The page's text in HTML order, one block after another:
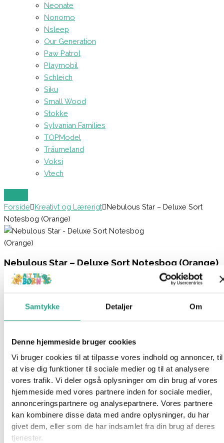
Samtykke Detaljer Om
Denne hjemmeside bruger cookies
Vi bruger cookies til at tilpasse vores indhold og annoncer, til
at vise dig funktioner til sociale medier og til at analysere
vores trafik. Vi deler også oplysninger om din brug af vores
hjemmeside med vores partnere inden for sociale medier,
annonceringspartnere og analysepartnere. Vores partnere
kan kombinere disse data med andre oplysninger, du har
givet dem, eller som de har indsamlet fra din brug af deres
tjenester.
Neonate
Nonomo
Nsleep
Our Generation
Paw Patrol
Playmobil
Schleich
Siku
Small Wood
Stokke
Sylvanian Families
TOPModel
Träumeland
Voksi
Vtech
Forside Kreativt og Lærerigt Nebulous Star – Deluxe Sort
Notesbog (Orange)
Nebulous Star – Deluxe Sort Notesbog (Orange)
99,95kr.
Ikke på lager
Varenummer93559Kategori
Beskrivelse
En elegant notesbog fra Nebulous Star med 112 raffinerede
sorte sider, prydet med trykte linjer, der indbyder til skrivning.
Denne bog er ideel til at nedskrive noter, opskrifter, huskelister
og meget mere, eller den kan fungere som en smuk dagbog.
Bogens sider er holdt sammen af et elastisk bånd, og den
leveres med en gelpen, der er specielt designet til at skrive på